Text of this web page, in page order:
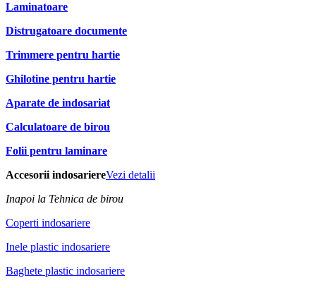
Laminatoare
Distrugatoare documente
Trimmere pentru hartie
Ghilotine pentru hartie
Aparate de indosariat
Calculatoare de birou
Folii pentru laminare
Accesorii indosariereVezi detalii
Inapoi la Tehnica de birou
Coperti indosariere
Inele plastic indosariere
Baghete plastic indosariere